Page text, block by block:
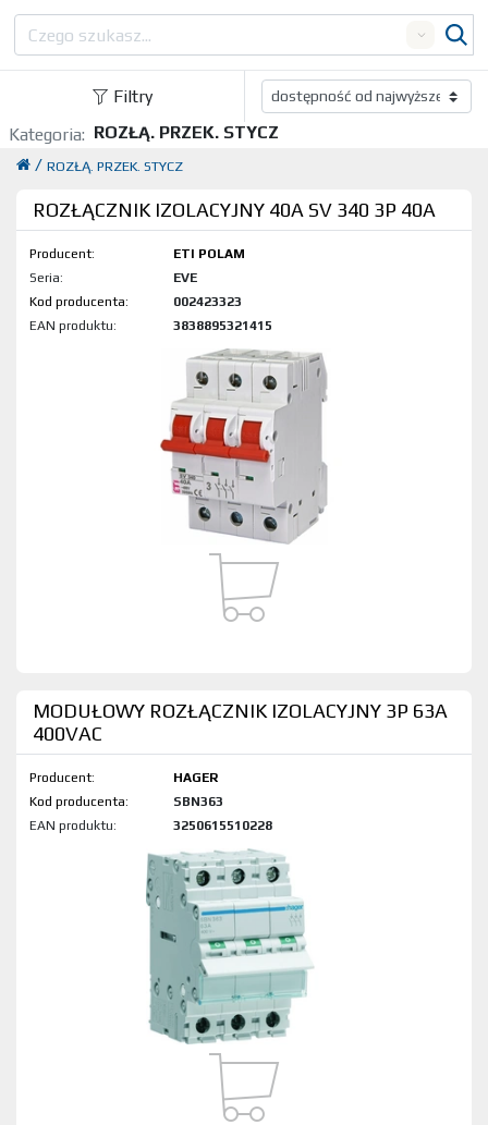
Filtry
Kategoria: ROZŁĄ. PRZEK. STYCZ
ROZŁĄ. PRZEK. STYCZ
/
ROZŁĄCZNIK IZOLACYJNY 40A SV 340 3P 40A
Producent:
ETI POLAM
Seria:
EVE
Kod produktu:
002423323
EAN produktu:
3838895321415
MODUŁOWY ROZŁĄCZNIK IZOLACYJNY 3P 63A
400VAC
Producent:
HAGER
Kod produktu:
SBN363
EAN produktu:
3250615510228